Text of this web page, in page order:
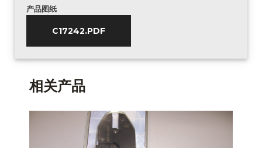
产品图纸
C17242.PDF
相关产品